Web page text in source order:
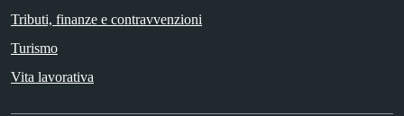
Tributi, finanze e contravvenzioni
Turismo
Vita lavorativa